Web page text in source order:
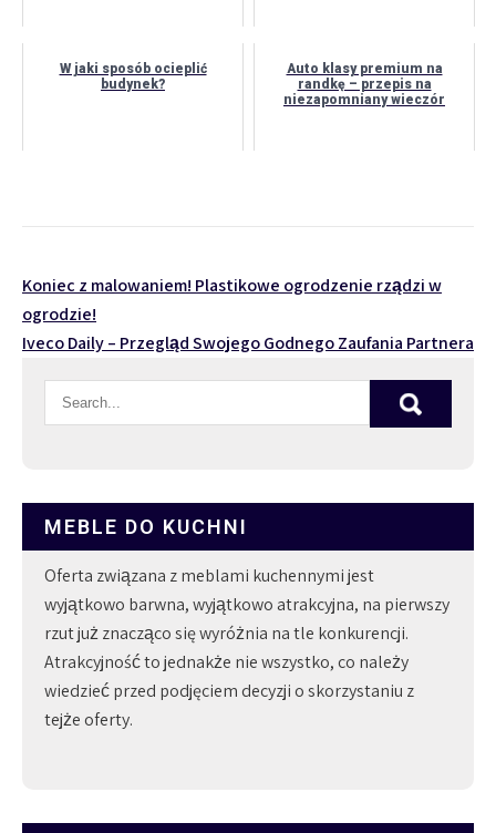
W jaki sposób ocieplić
budynek?
Auto klasy premium na
randkę – przepis na
niezapomniany wieczór
Nawigacja
wpisu
Koniec z malowaniem! Plastikowe ogrodzenie rządzi w
ogrodzie!
Iveco Daily – Przegląd Swojego Godnego Zaufania Partnera
MEBLE DO KUCHNI
Oferta związana z meblami kuchennymi jest
wyjątkowo barwna, wyjątkowo atrakcyjna, na pierwszy
rzut już znacząco się wyróżnia na tle konkurencji.
Atrakcyjność to jednakże nie wszystko, co należy
wiedzieć przed podjęciem decyzji o skorzystaniu z
tejże oferty.